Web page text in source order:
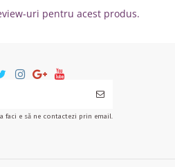
uri pentru acest produs.
faci e să ne contactezi prin email.